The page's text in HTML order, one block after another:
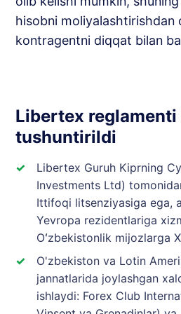
hisobni moliyalashtirishdan
kontragentni diqqat bilan
Libertex reglamenti
tushuntirildi
Libertex Guruh Kiprning
Investments Ltd)
Ittifoqi litsenziyasiga ega,
Yevropa rezidentlariga
Oʻzbekistonlik mijozlarga
O'zbekiston va Lotin
jannatlarida joylashgan
ishlaydi: Forex Club